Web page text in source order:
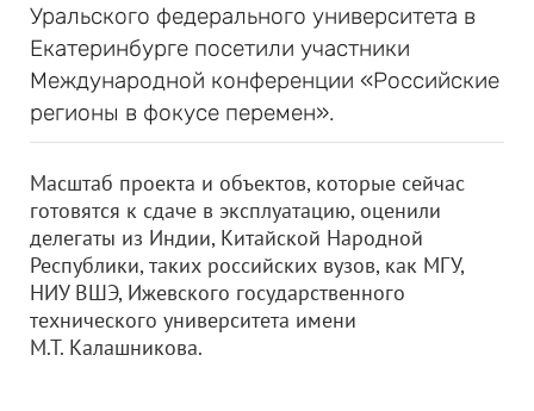
Уральского федерального университета в
Екатеринбурге посетили участники
Международной конференции «Российские
регионы в фокусе перемен».
Масштаб проекта и объектов, которые сейчас
готовятся к сдаче в эксплуатацию, оценили
делегаты из Индии, Китайской Народной
Республики, таких российских вузов, как МГУ,
НИУ ВШЭ, Ижевского государственного
технического университета имени
М.Т. Калашникова.